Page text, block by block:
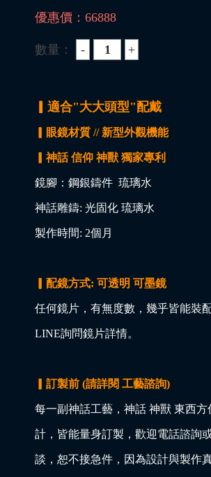
優惠價： 66888
數量：
▎適合"大大頭型"配戴
▎眼鏡材質 // 新型外觀機能
▎神話 信仰 神獸 獨家專利
鏡腳：鋼銀鑄件 琉璃水
神話雕鑄: 光固化 琉璃水
製作時間: 2個月
▎配鏡方式: 可透明 可墨鏡
任何鏡片，有無度數，幾乎皆能裝
LINE詢問鏡片詳情。
▎訂製前 (請詳閱 工藝諮詢)
每一副神話工藝，神話 神獸 東西方
計，皆能量身訂製，歡迎電話諮詢
談，恕不接急件，因為設計與製作